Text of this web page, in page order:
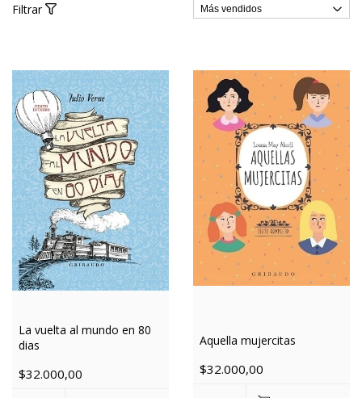
Filtrar
La vuelta al mundo en 80
dias
$32.000,00
Aquella mujercitas
$32.000,00